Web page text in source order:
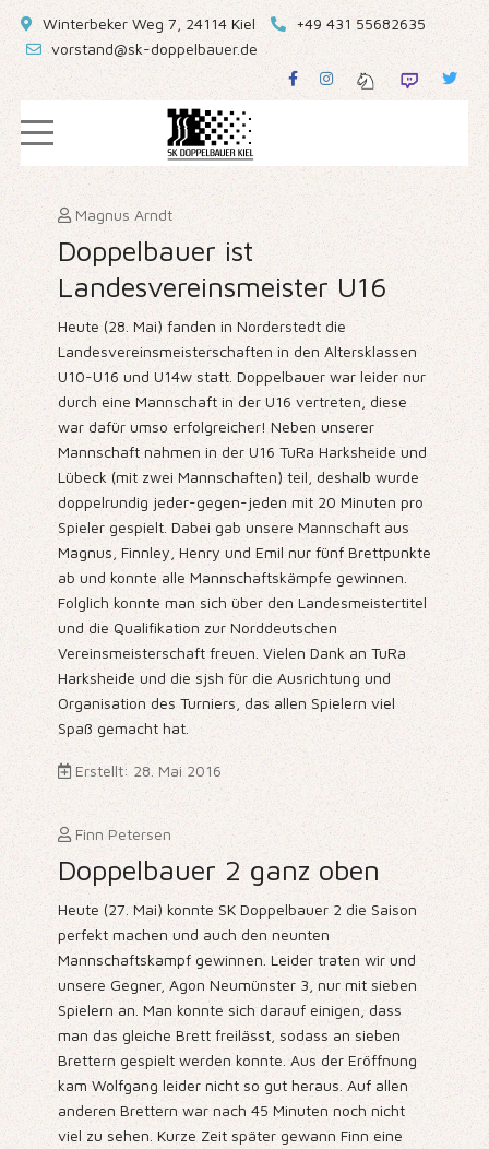
Winterbeker Weg 7, 24114 Kiel
+49 431 55682635
vorstand@sk-doppelbauer.de
Magnus Arndt
Doppelbauer ist
Landesvereinsmeister U16
Heute (28. Mai) fanden in Norderstedt die
Landesvereinsmeisterschaften in den Altersklassen
U10-U16 und U14w statt. Doppelbauer war leider nur
durch eine Mannschaft in der U16 vertreten, diese
war dafür umso erfolgreicher! Neben unserer
Mannschaft nahmen in der U16 TuRa Harksheide und
Lübeck (mit zwei Mannschaften) teil, deshalb wurde
doppelrundig jeder-gegen-jeden mit 20 Minuten pro
Spieler gespielt. Dabei gab unsere Mannschaft aus
Magnus, Finnley, Henry und Emil nur fünf Brettpunkte
ab und konnte alle Mannschaftskämpfe gewinnen.
Folglich konnte man sich über den Landesmeistertitel
und die Qualifikation zur Norddeutschen
Vereinsmeisterschaft freuen. Vielen Dank an TuRa
Harksheide und die sjsh für die Ausrichtung und
Organisation des Turniers, das allen Spielern viel
Spaß gemacht hat.
Erstellt: 28. Mai 2016
Finn Petersen
Doppelbauer 2 ganz oben
Heute (27. Mai) konnte SK Doppelbauer 2 die Saison
perfekt machen und auch den neunten
Mannschaftskampf gewinnen. Leider traten wir und
unsere Gegner, Agon Neumünster 3, nur mit sieben
Spielern an. Man konnte sich darauf einigen, dass
man das gleiche Brett freilässt, sodass an sieben
Brettern gespielt werden konnte. Aus der Eröffnung
kam Wolfgang leider nicht so gut heraus. Auf allen
anderen Brettern war nach 45 Minuten noch nicht
viel zu sehen. Kurze Zeit später gewann Finn eine